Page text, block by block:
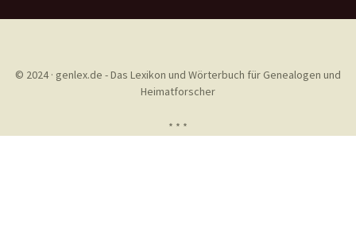
© 2024 · genlex.de - Das Lexikon und Wörterbuch für Genealogen und
Heimatforscher
* * *